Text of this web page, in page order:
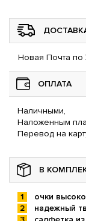
Новая Почта по
ОПЛАТА
Наличными,
Наложенным
Перевод на
В
очки
надежный